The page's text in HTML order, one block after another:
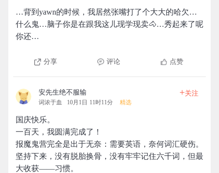
…背到yawn的时候，我居然张嘴打了个大大的哈欠…
什么鬼…脑子你是在跟我这儿现学现卖🐴…秀起来了呢
你还…
分享 评论 点赞
安先生绝不服输
词浓于血 10月1日 11时11分 精选
+关注
国庆快乐。
一百天，我圆满完成了！
报魔鬼营完全是出于无奈：需要英语，奈何词汇硬伤。
坚持下来，没有脱胎换骨，没有牢牢记住六千词，但最
大收获——习惯。